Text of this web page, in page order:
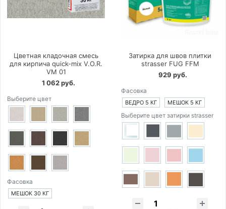
Цветная кладочная смесь
для кирпича quick-mix V.O.R.
VM 01
1 062 руб.
Выберите цвет
Фасовка
МЕШОК 30 КГ
Затирка для швов плитки
strasser FUG FFM
929 руб.
Фасовка
ВЕДРО 5 КГ МЕШОК 5 КГ
Выберите цвет затирки strasser